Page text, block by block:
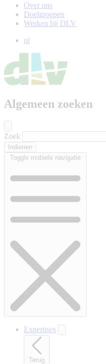
Over ons
Doelgroepen
Werken bij DLV
nl
Algemeen zoeken
Zoek
Toggle mobiele navigatie
Expertises
Terug